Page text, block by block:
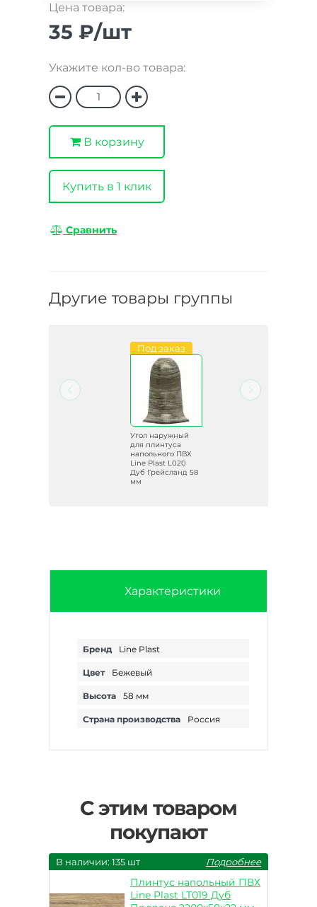
Цена товара:
35 ₽/шт
Укажите кол-во товара:
В корзину
Купить в 1 клик
Сравнить
Другие товары группы
Под заказ
Угол наружный
для плинтуса
напольного ПВХ
Line Plast L020
Дуб Грейсланд 58
мм
Характеристики
Бренд Line Plast
Цвет Бежевый
Высота 58 мм
Страна производства Россия
С этим товаром
покупают
В наличии: 135 шт Подробнее
Плинтус напольный ПВХ
Line Plast LT019 Дуб